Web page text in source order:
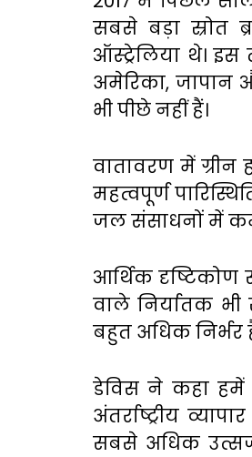
सबसे बड़ा स्रोत
ऑस्ट्रेलिया थे।
अमेरिका, जापान
भी पीछे नहीं हैं।
वातावरण में
महत्वपूर्ण
जल संसाधनों में
आर्थिक दृष्टिकोण
वाले निर्यातक
बहुत अधिक निर्भर
डेविस ने कहा हमें
अंतर्राष्ट्रीय
सबसे अधिक